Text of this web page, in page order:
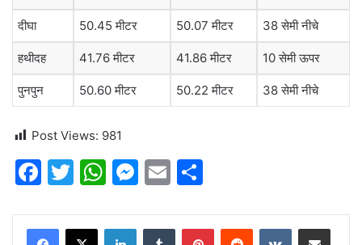
दीघा 50.45 मीटर 50.07 मीटर 38 सेमी नीचे
हथीदह 41.76 मीटर 41.86 मीटर 10 सेमी ऊपर
पुनपुन 50.60 मीटर 50.22 मीटर 38 सेमी नीचे
Post Views: 981
F
c
T
itt
W
at
M
s
E
ai ar
LinkedInTumblr PinterestReddit VKontakteShare via Email